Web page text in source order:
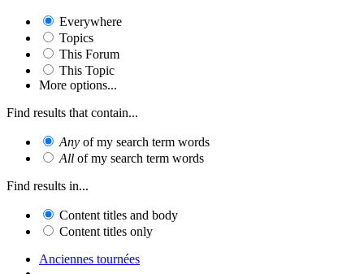
Everywhere
Topics
This Forum
This Topic
More options...
Find results that contain...
Any of my search term words
All of my search term words
Find results in...
Content titles and body
Content titles only
Anciennes tournées